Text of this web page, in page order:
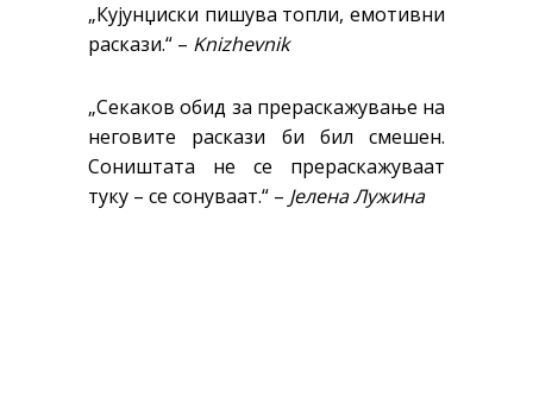
„Кујунџиски пишува топли, емотивни
раскази.“ – Knizhevnik
„Секаков обид за прераскажување на
неговите раскази би бил смешен.
Соништата не се прераскажуваат
туку – се сонуваат.“ – Јелена Лужина